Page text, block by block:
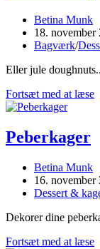
Post
author:
Betina Munk
Post
published:
18. november
Post
Bagværk/
Eller jule
Fortsæt med at læse
Peberkager
Post
author:
Betina Munk
Post
published:
16. november
Post
Dessert &
Dekorer dine
Fortsæt med at læse